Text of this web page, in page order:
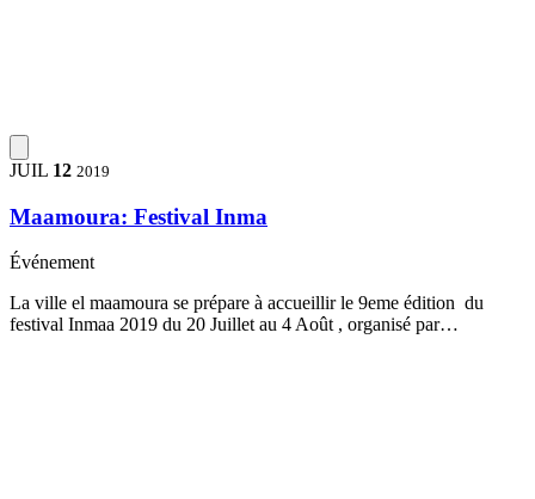
JUIL 12 2019
Maamoura: Festival Inma
Événement
La ville el maamoura se prépare à accueillir le 9eme édition du
festival Inmaa 2019 du 20 Juillet au 4 Août , organisé par…